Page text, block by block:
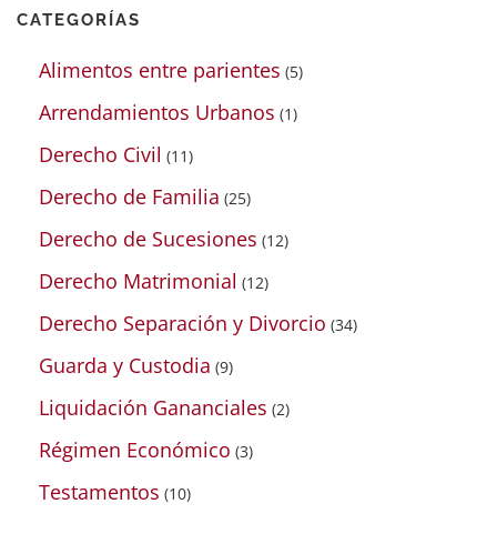
CATEGORÍAS
Alimentos entre parientes (5)
Arrendamientos Urbanos (1)
Derecho Civil (11)
Derecho de Familia (25)
Derecho de Sucesiones (12)
Derecho Matrimonial (12)
Derecho Separación y Divorcio (34)
Guarda y Custodia (9)
Liquidación Gananciales (2)
Régimen Económico (3)
Testamentos (10)